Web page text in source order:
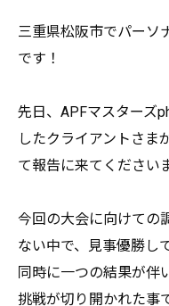
三重県松阪市でパーソ
です ！
先日、 APFマスターズ
したクライアント さま
て報告に来てください
今回の大会に向けての
ない中で、 見事優勝し
同時に一つの結果が伴
挑戦が切り開かれた事で